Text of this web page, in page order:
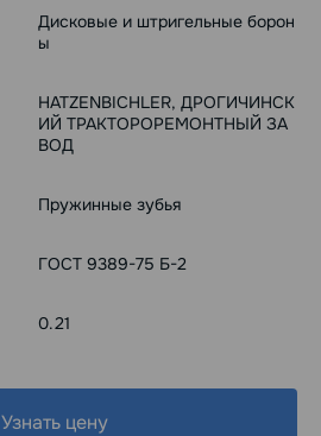
Дисковые и штригельные борон
ы
HATZENBICHLER, ДРОГИЧИНСК
ИЙ ТРАКТОРОРЕМОНТНЫЙ ЗА
ВОД
Пружинные зубья
ГОСТ 9389-75 Б-2
0.21
Узнать цену